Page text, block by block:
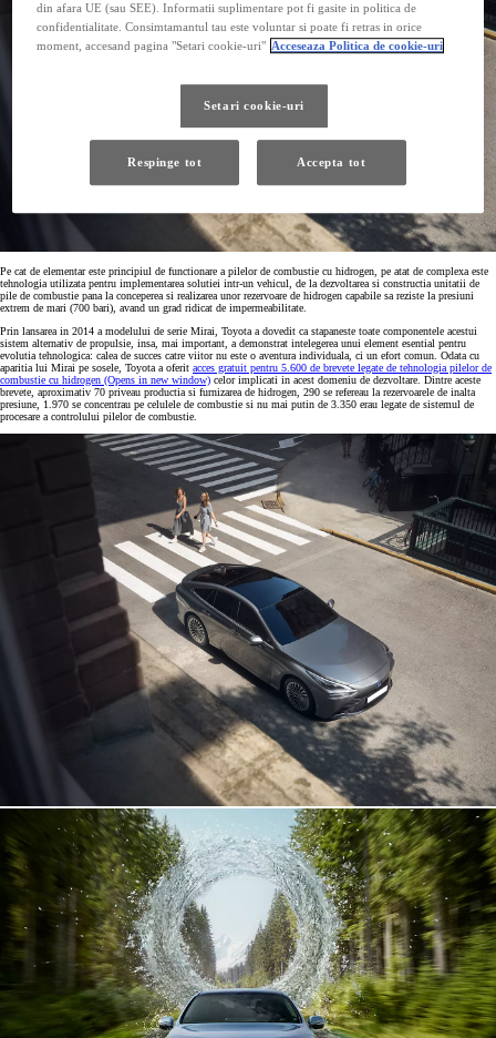
Pe cat de elementar este principiul de functionare a pilelor de combustie cu hidrogen, pe atat de complexa este
tehnologia utilizata pentru implementarea solutiei intr-un vehicul, de la dezvoltarea si constructia unitatii de
pile de combustie pana la conceperea si realizarea unor rezervoare de hidrogen capabile sa reziste la presiuni
extrem de mari (700 bari), avand un grad ridicat de impermeabilitate.
Prin lansarea in 2014 a modelului de serie Mirai, Toyota a dovedit ca stapaneste toate componentele acestui
sistem alternativ de propulsie, insa, mai important, a demonstrat intelegerea unui element esential pentru
evolutia tehnologica: calea de succes catre viitor nu este o aventura individuala, ci un efort comun. Odata cu
aparitia lui Mirai pe sosele, Toyota a oferit acces gratuit pentru 5.600 de brevete legate de tehnologia pilelor de
combustie cu hidrogen (Opens in new window) celor implicati in acest domeniu de dezvoltare. Dintre aceste
brevete, aproximativ 70 priveau productia si furnizarea de hidrogen, 290 se refereau la rezervoarele de inalta
presiune, 1.970 se concentrau pe celulele de combustie si nu mai putin de 3.350 erau legate de sistemul de
procesare a controlului pilelor de combustie.
din afara UE (sau SEE). Informatii suplimentare pot fi gasite in politica de
confidentialitate. Consimtamantul tau este voluntar si poate fi retras in orice
moment, accesand pagina "Setari cookie-uri" Acceseaza Politica de cookie-uri
Setari cookie-uri
Respinge tot Accepta tot